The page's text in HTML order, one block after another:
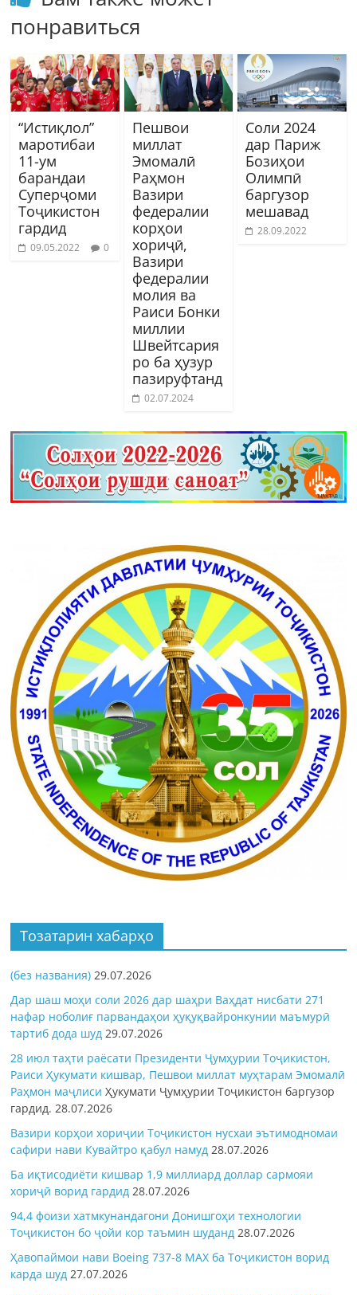
понравиться
“Истиқлол”
маротибаи
11-ум
барандаи
Суперҷоми
Тоҷикистон
гардид
09.05.2022 0
Пешвои
миллат
Эмомалӣ
Раҳмон
Вазири
федералии
корҳои
хориҷӣ,
Вазири
федералии
молия ва
Раиси Бонки
миллии
Швейтсария
ро ба ҳузур
пазируфтанд
02.07.2024
Соли 2024
дар Париж
Бозиҳои
Олимпӣ
баргузор
мешавад
28.09.2022
Тозатарин хабарҳо
(без названия) 29.07.2026
Дар шаш моҳи соли 2026 дар шаҳри Ваҳдат нисбати 271
нафар ноболиғ парвандаҳои ҳуқуқвайронкунии маъмурӣ
тартиб дода шуд 29.07.2026
28 июл таҳти раёсати Президенти Ҷумҳурии Тоҷикистон,
Раиси Ҳукумати кишвар, Пешвои миллат муҳтарам Эмомалӣ
Раҳмон маҷлисиҲукумати Ҷумҳурии Тоҷикистон баргузор
гардид.28.07.2026
Вазири корҳои хориҷии Тоҷикистон нусхаи эътимодномаи
сафири нави Кувайтро қабул намуд 28.07.2026
Ба иқтисодиёти кишвар 1,9 миллиард доллар сармояи
хориҷӣ ворид гардид 28.07.2026
94,4 фоизи хатмкунандагони Донишгоҳи технологии
Тоҷикистон бо ҷойи кор таъмин шуданд 28.07.2026
Ҳавопаймои нави Boeing 737-8 MAX ба Тоҷикистон ворид
карда шуд 27.07.2026